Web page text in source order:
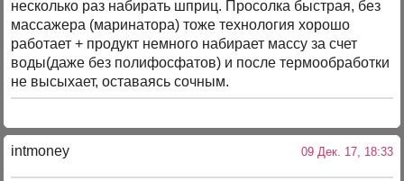
несколько раз набирать шприц. Просолка быстрая, без
массажера (маринатора) тоже технология хорошо
работает + продукт немного набирает массу за счет
воды(даже без полифосфатов) и после термообработки
не высыхает, оставаясь сочным.
intmoney 09 Дек. 17, 18:33